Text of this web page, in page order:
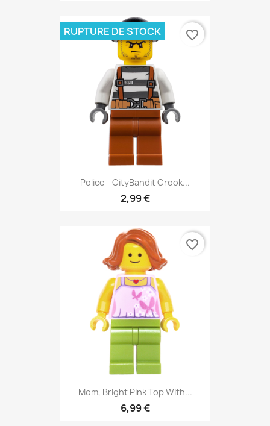
Police - CityBandit Crook...
2,99 €
RUPTURE DE STOCK favorite_border
Mom, Bright Pink Top With...
6,99 €
favorite_border